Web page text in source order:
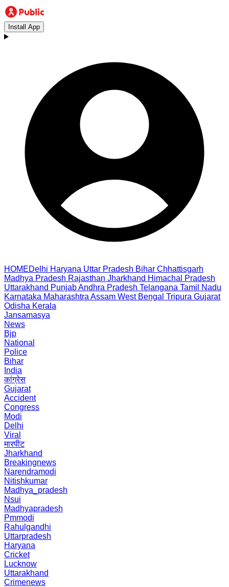
Install App
HOMEDelhi Haryana Uttar Pradesh Bihar Chhattisgarh
Madhya Pradesh Rajasthan Jharkhand Himachal Pradesh
Uttarakhand PunjabAndhra Pradesh Telangana Tamil Nadu
Karnataka Maharashtra Assam West Bengal Tripura Gujarat
Odisha Kerala
Jansamasya
News
Bjp
National
Police
Bihar
India
कांग्रेस
Gujarat
Accident
Congress
Modi
Delhi
Viral
मारपीट
Jharkhand
Breakingnews
Narendramodi
Nitishkumar
Madhya_pradesh
Nsui
Madhyapradesh
Pmmodi
Rahulgandhi
Uttarpradesh
Haryana
Cricket
Lucknow
Uttarakhand
Crimenews